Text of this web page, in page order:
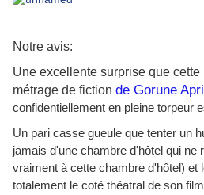
Notre avis:
Une excellente surprise que
métrage de fiction de Gorune
confidentiellement en pleine torpeur
Un pari casse gueule que tenter un
jamais d'une chambre d'hôtel qui ne
vraiment à cette chambre d'hôtel) et
totalement le coté théatral de son